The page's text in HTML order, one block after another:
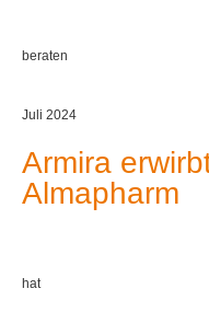
beraten
Juli 2024
Armira
Almapharm
hat